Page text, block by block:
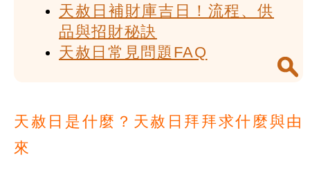
天赦日補財庫吉日！流程、供
品與招財秘訣
天赦日常見問題FAQ
天赦日是什麼？天赦日拜拜求什麼與由
來